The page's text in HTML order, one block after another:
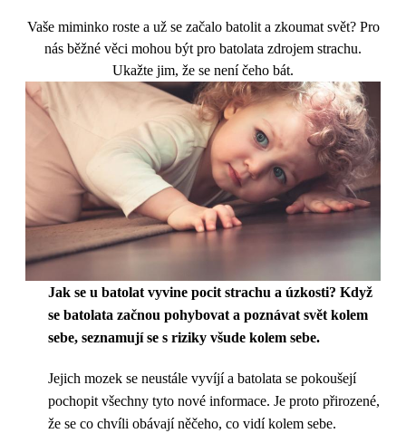
Vaše miminko roste a už se začalo batolit a zkoumat svět? Pro
nás běžné věci mohou být pro batolata zdrojem strachu.
Ukažte jim, že se není čeho bát.
Jak se u batolat vyvine pocit strachu a úzkosti? Když
se batolata začnou pohybovat a poznávat svět kolem
sebe, seznamují se s riziky všude kolem sebe.
Jejich mozek se neustále vyvíjí a batolata se pokoušejí
pochopit všechny tyto nové informace. Je proto přirozené,
že se co chvíli obávají něčeho, co vidí kolem sebe.